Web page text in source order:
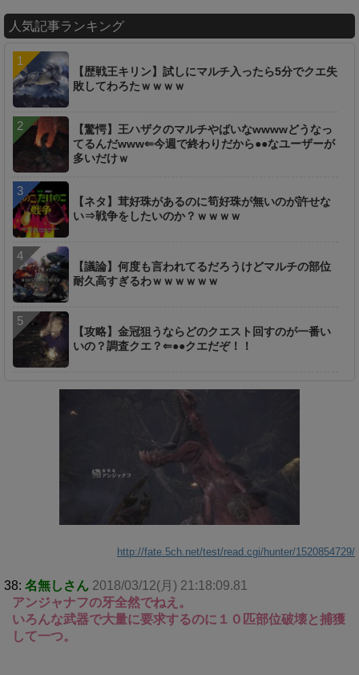
u
e
人気記事ランキング
【歴戦王キリン】試しにマルチ入ったら5分でクエ失
敗してわろたｗｗｗｗ
【驚愕】王ハザクのマルチやばいなwwwwどうなっ
てるんだwww⇐今週で終わりだから●●なユーザーが
多いだけｗ
【ネタ】茸好珠があるのに筍好珠が無いのが許せな
い⇒戦争をしたいのか？ｗｗｗｗ
【議論】何度も言われてるだろうけどマルチの部位
耐久高すぎるわｗｗｗｗｗｗ
【攻略】金冠狙うならどのクエスト回すのが一番い
いの？調査クエ？⇐●●クエだぞ！！
http://fate.5ch.net/test/read.cgi/hunter/1520854729/
38: 名無しさん 2018/03/12(月) 21:18:09.81
アンジャナフの牙全然でねえ。
いろんな武器で大量に要求するのに１０匹部位破壊と捕獲
して一つ。